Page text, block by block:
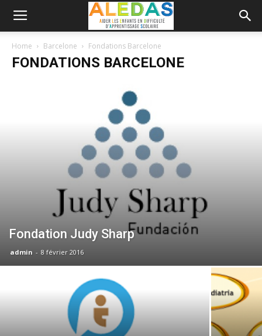
Home Barcelone Fondations Barcelone
FONDATIONS BARCELONE
Fondation Judy Sharp
admin - 8 février 2016